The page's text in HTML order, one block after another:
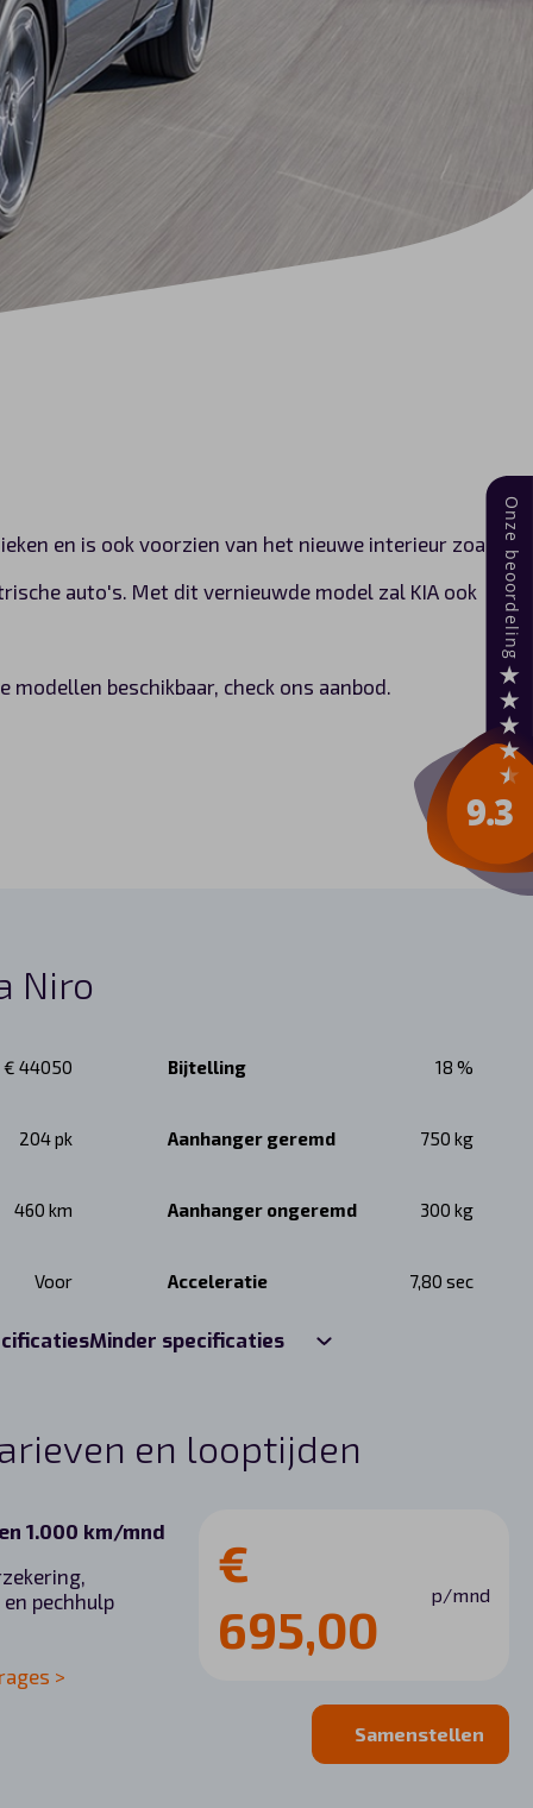
en is ook voorzien van het nieuwe interieur zoals
auto's. Met dit vernieuwde model zal KIA ook
beschikbaar, check ons aanbod.
Niro
€ 44050 Bijtelling 18 %
204 pk Aanhanger geremd 750 kg
460 km Aanhanger ongeremd 300 kg
Voor Acceleratie 7,80 sec
Minder specificaties
en looptijden
1.000 km/mnd
pechhulp
>
€
695,00
p/mnd
Samenstellen